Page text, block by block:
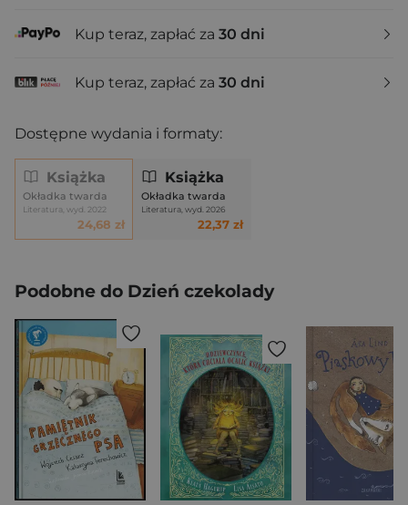
Kup teraz, zapłać za 30 dni
Kup teraz, zapłać za 30 dni
Dostępne wydania i formaty:
Książka
Okładka twarda
Literatura, wyd. 2022
24,68 zł
Książka
Okładka twarda
Literatura, wyd. 2026
22,37 zł
Podobne do Dzień czekolady